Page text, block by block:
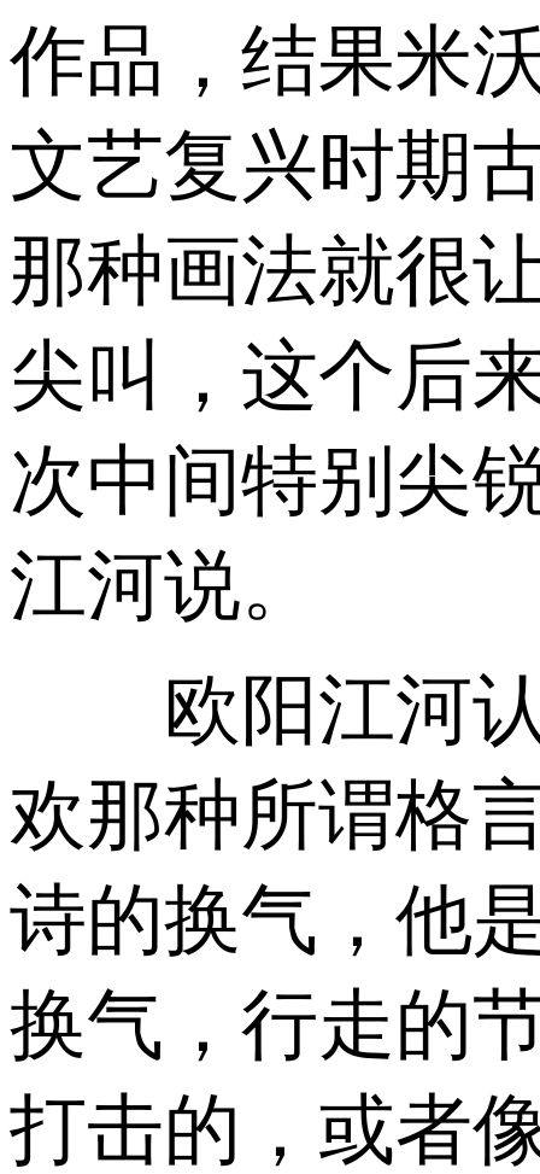
作品，结果米
文艺复兴时期
那种画法就很
尖叫，这个后
次中间特别尖
江河说。
欧阳江河认
欢那种所谓格
诗的换气，他
换气，行走的
打击的，或者